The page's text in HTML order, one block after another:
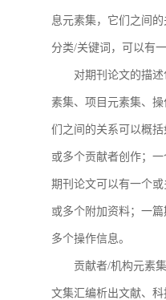
息元素集，它们之间
分类/关键词，可以有
对期刊论文的描
素集、项目元素集、
们之间的关系可以概
或多个贡献者创作；
期刊论文可以有一个
或多个附加资料；一
多个操作信息。
贡献者/机构元素
文集汇编析出文献、